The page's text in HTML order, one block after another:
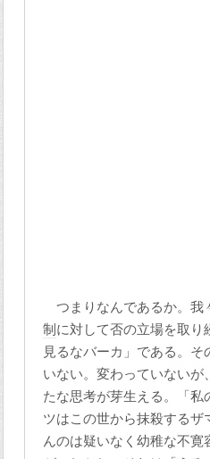
つまりなんであるか。我
制に対して否の立場を取り
見るなバーカ」である。
いない。変わっていない
たな思考が芽生える。「
ツはこの世から抹殺するザ
んのは疑いなく幼稚な不